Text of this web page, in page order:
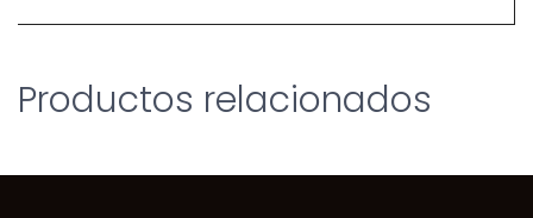
Productos relacionados